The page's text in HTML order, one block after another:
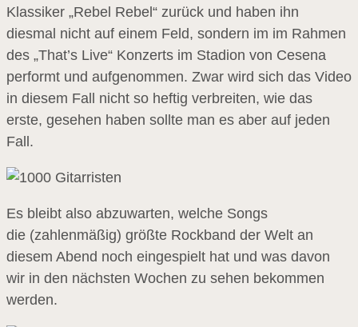
Klassiker „Rebel Rebel“ zurück und haben ihn
diesmal nicht auf einem Feld, sondern im im Rahmen
des „That’s Live“ Konzerts im Stadion von Cesena
performt und aufgenommen. Zwar wird sich das Video
in diesem Fall nicht so heftig verbreiten, wie das
erste, gesehen haben sollte man es aber auf jeden
Fall.
Es bleibt also abzuwarten, welche Songs
die (zahlenmäßig) größte Rockband der Welt an
diesem Abend noch eingespielt hat und was davon
wir in den nächsten Wochen zu sehen bekommen
werden.